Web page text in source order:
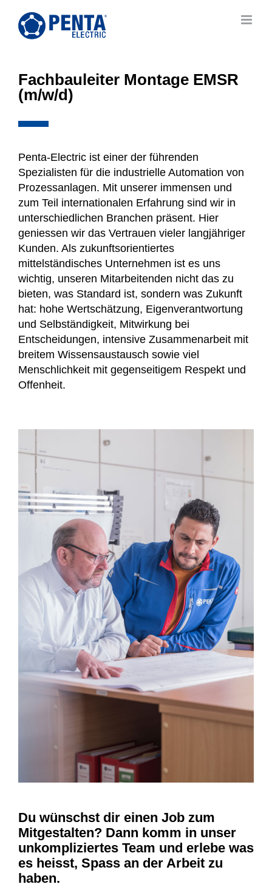
Inhalt
springen
Fachbauleiter Montage EMSR
(m/w/d)
Penta-Electric ist einer der führenden
Spezialisten für die industrielle Automation von
Prozessanlagen. Mit unserer immensen und
zum Teil internationalen Erfahrung sind wir in
unterschiedlichen Branchen präsent. Hier
geniessen wir das Vertrauen vieler langjähriger
Kunden. Als zukunftsorientiertes
mittelständisches Unternehmen ist es uns
wichtig, unseren Mitarbeitenden nicht das zu
bieten, was Standard ist, sondern was Zukunft
hat: hohe Wertschätzung, Eigenverantwortung
und Selbständigkeit, Mitwirkung bei
Entscheidungen, intensive Zusammenarbeit mit
breitem Wissensaustausch sowie viel
Menschlichkeit mit gegenseitigem Respekt und
Offenheit.
Du wünschst dir einen Job zum
Mitgestalten? Dann komm in unser
unkompliziertes Team und erlebe was
es heisst, Spass an der Arbeit zu
haben.